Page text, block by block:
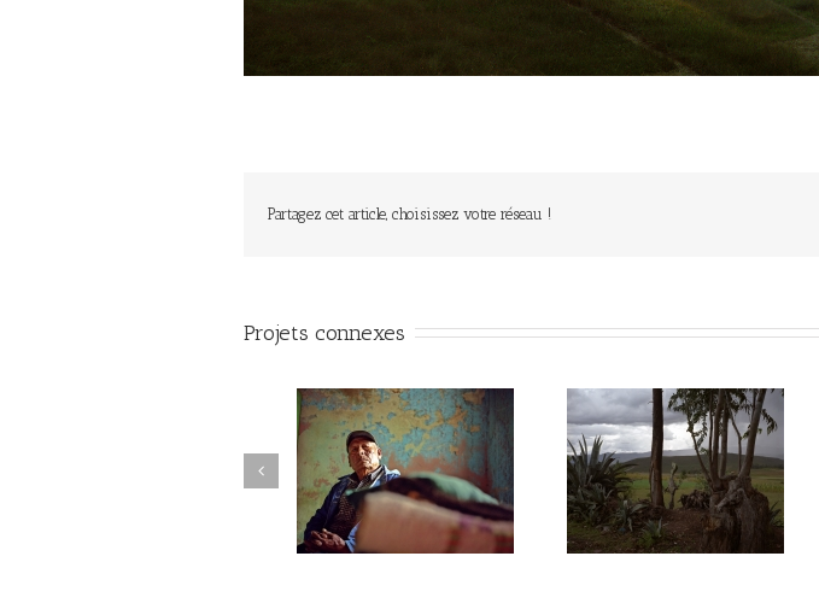
Partagez cet article, choisissez votre réseau !
Projets connexes
La montagne du silence #028 La montagne du silence #027